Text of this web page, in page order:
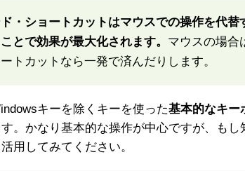
・ショートカットはマウスでの操作を代替
とで効果が最大化されます。 マウスの場合
トカットなら一発で済んだりします。
キーを除くキーを使った基本的なキー
。かなり基本的な操作が中心ですが、もし
用してみてください。